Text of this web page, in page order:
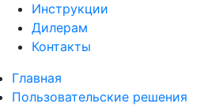
Инструкции
Дилерам
Контакты
Главная
Пользовательские решения